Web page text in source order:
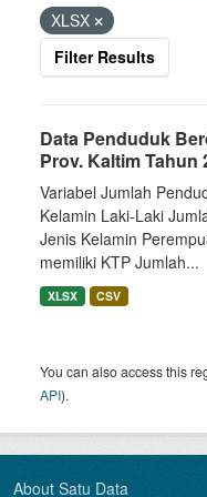
XLSX
Filter Results
Data Penduduk
Prov. Kaltim Tahun
Variabel Jumlah
Kelamin Laki-Laki
Jenis Kelamin
memiliki KTP Jumlah...
XLSX CSV
You can also access this
API).
About Satu Data